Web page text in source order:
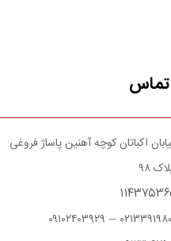
تماس
اکباتان کوچه آهنین پاساژ فروغی
۹۸
– ۰۹۱۰۲۴۰۳۹۲۹